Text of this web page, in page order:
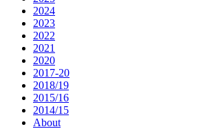
2024
2023
2022
2021
2020
2017-20
2018/19
2015/16
2014/15
About